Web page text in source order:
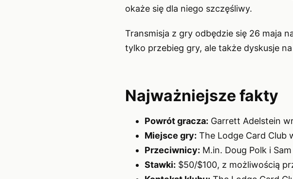
okaże się dla niego szczęśliwy.
Transmisja z gry odbędzie się 26 maja
tylko przebieg gry, ale także dyskusje
Najważniejsze fakty
Powrót gracza: Garrett Adelstein
Miejsce gry: The Lodge Card Club
Przeciwnicy: M.in. Doug Polk i
Stawki: $50/$100, z możliwością